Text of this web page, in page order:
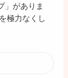
」がありま
極力なくし